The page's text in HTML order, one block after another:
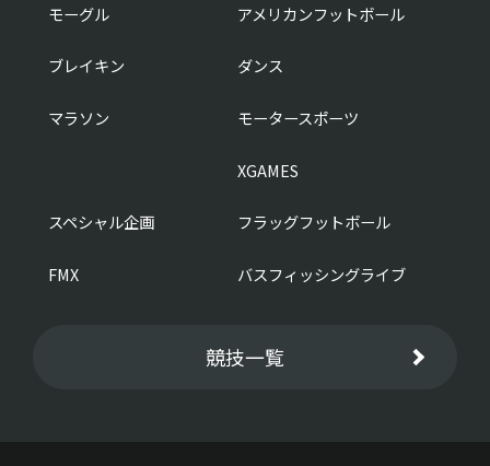
モーグル アメリカンフットボール
ブレイキン ダンス
マラソン モータースポーツ
XGAMES
スペシャル企画 フラッグフットボール
FMX バスフィッシングライブ
競技一覧